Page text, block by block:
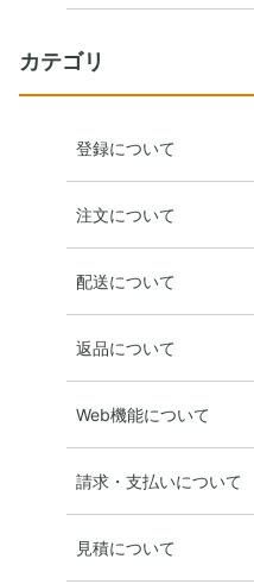
カテゴリ
登録について
注文について
配送について
返品について
Web機能について
請求・支払いについて
見積について